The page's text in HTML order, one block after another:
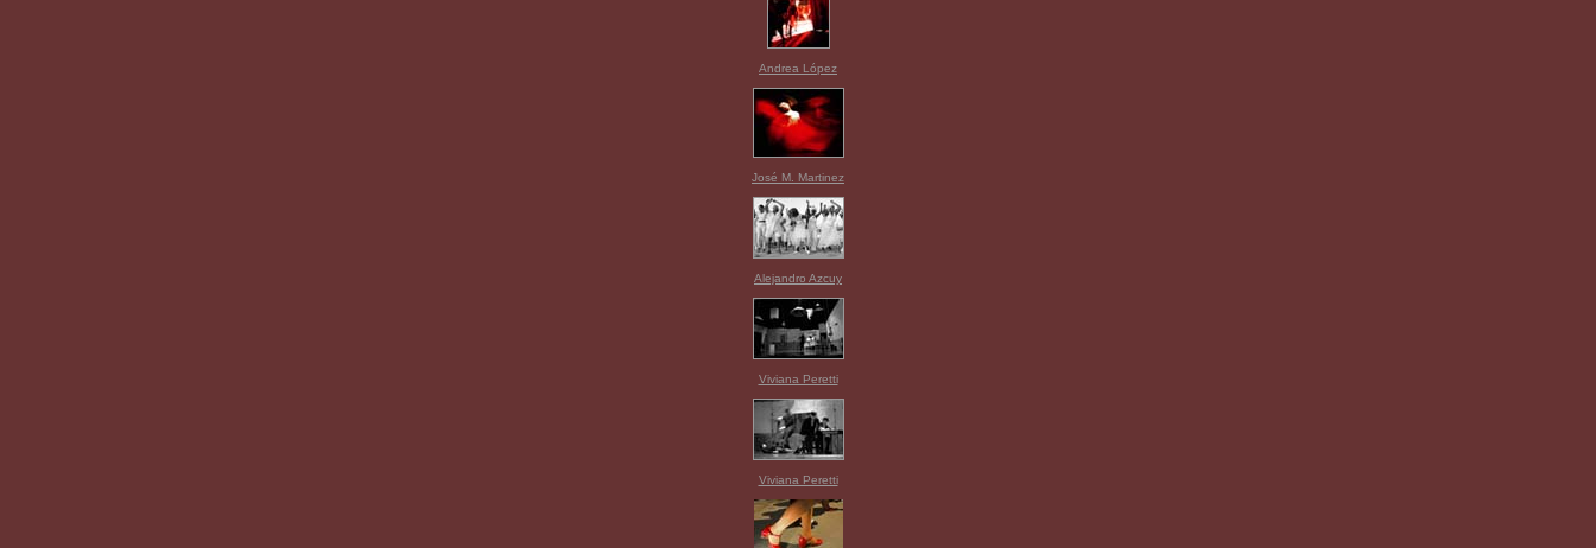
Andrea López
José M. Martinez
Alejandro Azcuy
Viviana Peretti
Viviana Peretti